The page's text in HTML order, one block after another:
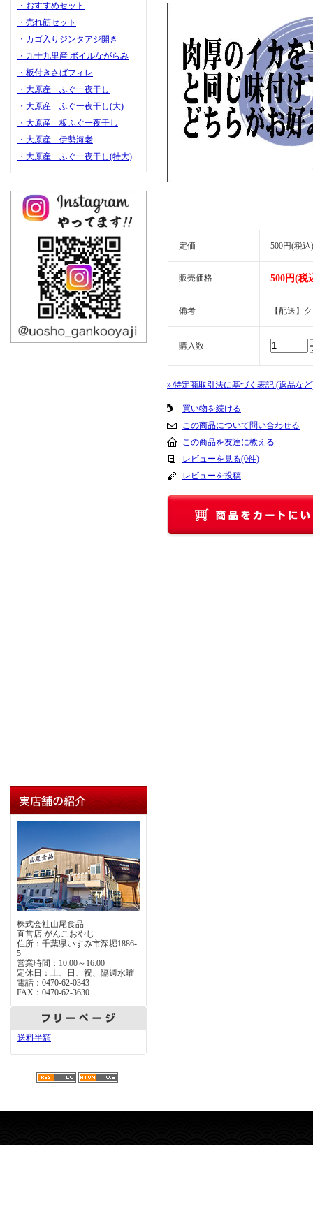
・おすすめセット
・売れ筋セット
・カゴ入りジンタアジ開き
・九十九里産 ボイルながらみ
・板付きさばフィレ
・大原産 ふぐ一夜干し
・大原産 ふぐ一夜干し(大)
・大原産 板ふぐ一夜干し
・大原産 伊勢海老
・大原産 ふぐ一夜干し(特大)
株式会社山尾食品
直営店 がんこおやじ
住所：千葉県いすみ市深堀1886-
5
営業時間：10:00～16:00
定休日：土、日、祝、隔週水曜
電話：0470-62-0343
FAX：0470-62-3630
送料半額
定価 500円(税込)
販売価格 500円(税
備考 【配送】
購入数
» 特定商取引法に基づく表記 (返品な
買い物を続ける
この商品について問い合わせる
この商品を友達に教える
レビューを見る(0件)
レビューを投稿